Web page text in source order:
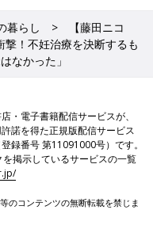
暮らし
【藤田ニコ
！不妊治療を決断するも
なかった」
・電子書籍配信サービスが、
諾を得た正規版配信サービス
録番号 第11091000号）です。
を掲示しているサービスの一覧
のコンテンツの無断転載を禁じま